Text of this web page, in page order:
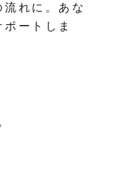
れに。あな
ートしま